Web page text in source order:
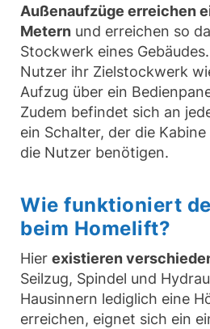
Außenaufzüge erreichen
Metern und erreichen so
Stockwerk eines
Nutzer ihr Zielstockwerk
Aufzug über ein
Zudem befindet sich an
ein Schalter, der die
die Nutzer benötigen.
Wie funktioniert
beim Homelift?
Hier existieren
Seilzug, Spindel und
Hausinnern lediglich eine
erreichen, eignet sich ein